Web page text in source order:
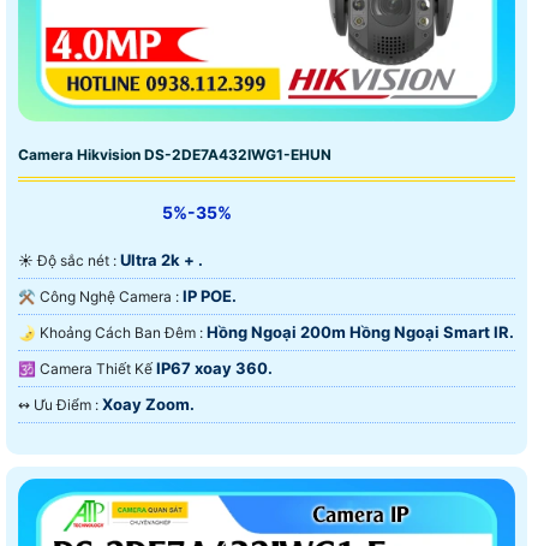
Camera Hikvision DS-2DE7A432IWG1-EHUN
5%-35%
☀️ Độ sắc nét : Ultra 2k + .
⚒ Công Nghệ Camera : IP POE.
🌛 Khoảng Cách Ban Đêm : Hồng Ngoại 200m Hồng Ngoại Smart IR.
🕉️ Camera Thiết Kế IP67 xoay 360.
️↭ Ưu Điểm : Xoay Zoom.